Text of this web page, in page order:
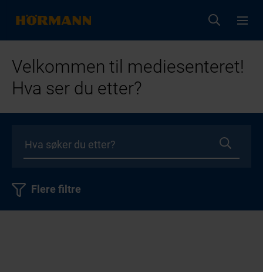
Velkommen til mediesenteret!
Hva ser du etter?
Flere filtre